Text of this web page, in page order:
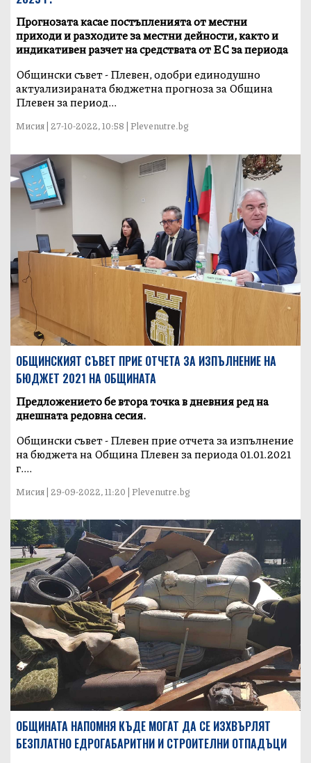
Прогнозата касае постъпленията от местни
приходи и разходите за местни дейности, както и
индикативен разчет на средствата от ЕС за периода
Общински съвет - Плевен, одобри единодушно
актуализираната бюджетна прогноза за Община
Плевен за период...
Мисия | 27-10-2022, 10:58 | Plevenutre.bg
ОБЩИНСКИЯТ СЪВЕТ ПРИЕ ОТЧЕТА ЗА ИЗПЪЛНЕНИЕ НА
БЮДЖЕТ 2021 НА ОБЩИНАТА
Предложението бе втора точка в дневния ред на
днешната редовна сесия.
Общински съвет - Плевен прие отчета за изпълнение
на бюджета на Община Плевен за периода 01.01.2021
г....
Мисия | 29-09-2022, 11:20 | Plevenutre.bg
ОБЩИНАТА НАПОМНЯ КЪДЕ МОГАТ ДА СЕ ИЗХВЪРЛЯТ
БЕЗПЛАТНО ЕДРОГАБАРИТНИ И СТРОИТЕЛНИ ОТПАДЪЦИ